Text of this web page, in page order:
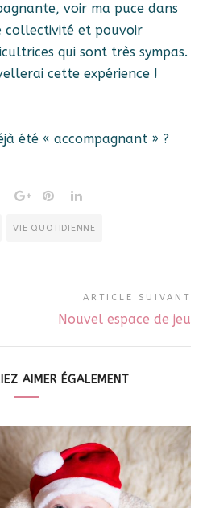
voir ma puce dans
collectivité et pouvoir
qui sont très sympas.
cette expérience !
été « accompagnant » ?
VIE QUOTIDIENNE
ARTICLE SUIVANT
Nouvel espace de jeu
AIMER ÉGALEMENT